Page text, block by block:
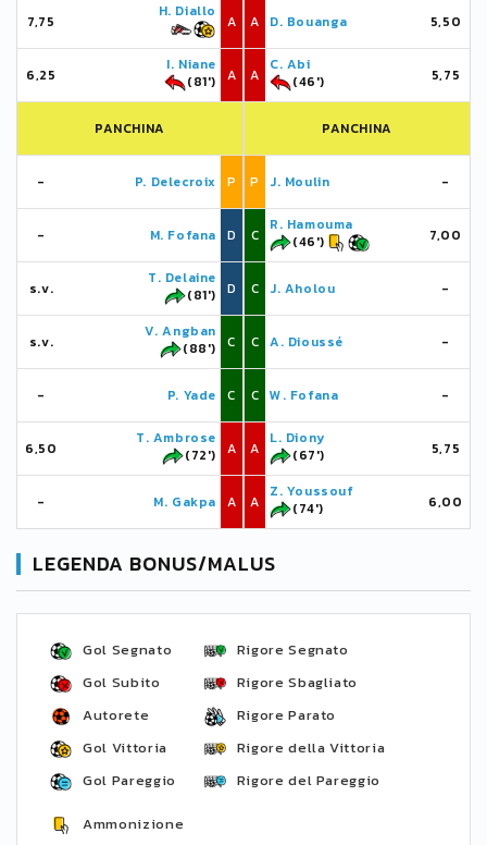
7,75
H. Diallo
A
6,25
I. Niane
(81')
A
PANCHINA
- P. Delecroix P
- M. Fofana D
s.v.
T. Delaine
(81')
D
s.v.
V. Angban
(88')
C
- P. Yade C
6,50
T. Ambrose
(72')
A
- M. Gakpa A
A D. Bouanga 5,50
A
C. Abi
(46')
5,75
PANCHINA
P J. Moulin -
C
R. Hamouma
(46')
7,00
C J. Aholou -
C A. Dioussé -
C W. Fofana -
A
L. Diony
(67')
5,75
A
Z. Youssouf
(74')
6,00
LEGENDA BONUS/MALUS
Gol Segnato
Gol Subito
Autorete
Gol Vittoria
Gol Pareggio
Rigore Segnato
Rigore Sbagliato
Rigore Parato
Rigore della Vittoria
Rigore del Pareggio
Ammonizione